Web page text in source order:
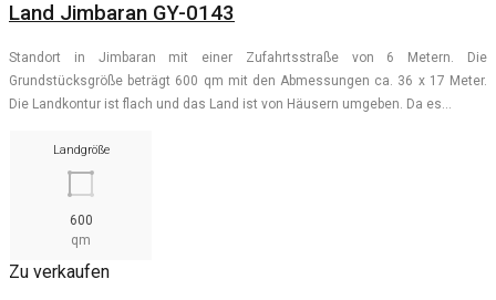
Land Jimbaran GY-0143
Standort in Jimbaran mit einer Zufahrtsstraße von 6 Metern. Die
Grundstücksgröße beträgt 600 qm mit den Abmessungen ca. 36 x 17 Meter.
Die Landkontur ist flach und das Land ist von Häusern umgeben. Da es…
Landgröße
600
qm
Zu verkaufen